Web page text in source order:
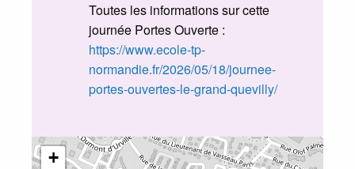
Toutes les informations sur cette
journée Portes Ouverte :
https://www.ecole-tp-
normandie.fr/2026/05/18/journee-
portes-ouvertes-le-grand-quevilly/
+